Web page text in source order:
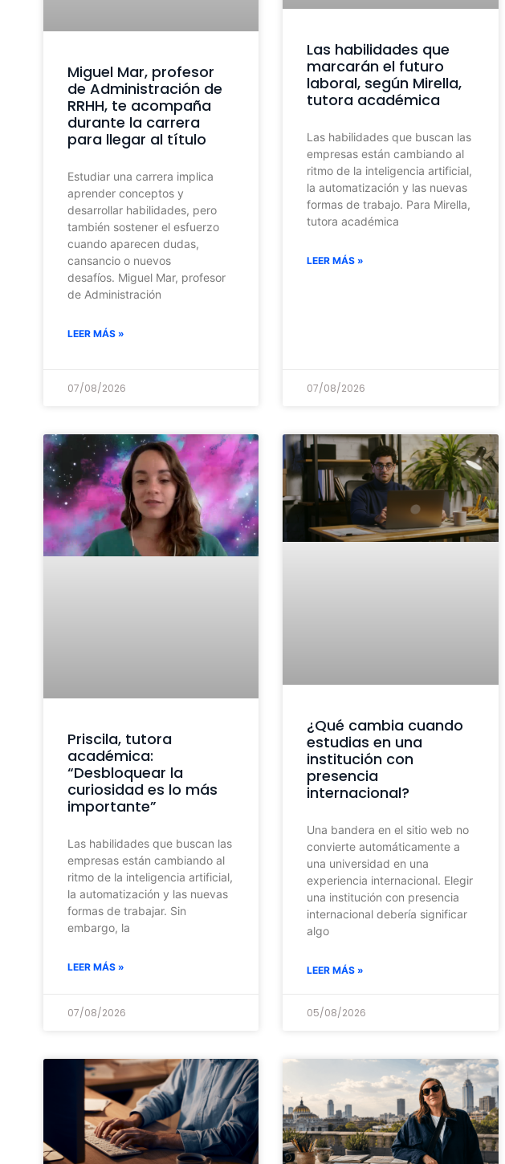
Miguel Mar, profesor
de Administración de
RRHH, te acompaña
durante la carrera
para llegar al título
Estudiar una carrera implica
aprender conceptos y
desarrollar habilidades, pero
también sostener el esfuerzo
cuando aparecen dudas,
cansancio o nuevos
desafíos. Miguel Mar, profesor
de Administración
LEER MÁS »
07/08/2026
Las habilidades que
marcarán el futuro
laboral, según Mirella,
tutora académica
Las habilidades que buscan las
empresas están cambiando al
ritmo de la inteligencia artificial,
la automatización y las nuevas
formas de trabajo. Para Mirella,
tutora académica
LEER MÁS »
07/08/2026
Priscila, tutora
académica:
“Desbloquear la
curiosidad es lo más
importante”
Las habilidades que buscan las
empresas están cambiando al
ritmo de la inteligencia artificial,
la automatización y las nuevas
formas de trabajar. Sin
embargo, la
LEER MÁS »
07/08/2026
¿Qué cambia cuando
estudias en una
institución con
presencia
internacional?
Una bandera en el sitio web no
convierte automáticamente a
una universidad en una
experiencia internacional. Elegir
una institución con presencia
internacional debería significar
algo
LEER MÁS »
05/08/2026